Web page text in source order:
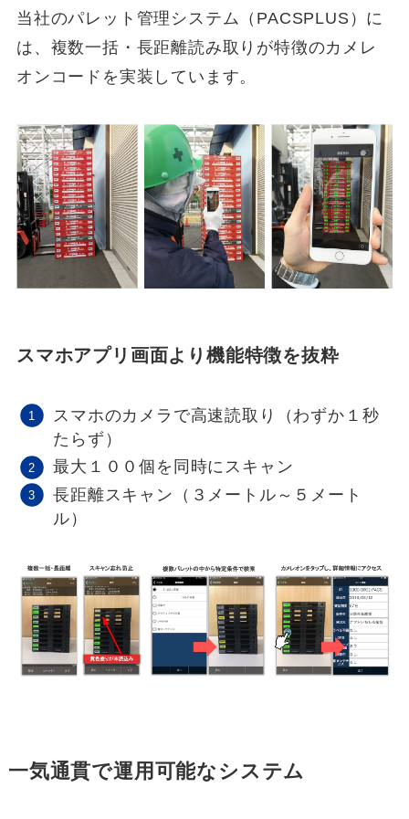
当社のパレット管理システム（PACSPLUS）に
は、複数一括・長距離読み取りが特徴のカメレ
オンコードを実装しています。
スマホアプリ画面より機能特徴を抜粋
スマホのカメラで高速読取り（わずか１秒
たらず）
最大１００個を同時にスキャン
長距離スキャン（３メートル～５メート
ル）
一気通貫で運用可能なシステム